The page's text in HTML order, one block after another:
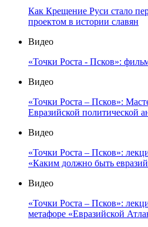
Как Крещение Руси стало
проектом в истории славян
Видео
«Точки Роста - Псков»:
Видео
«Точки Роста – Псков»:
Евразийской политической
Видео
«Точки Роста – Псков»:
«Каким должно быть
Видео
«Точки Роста – Псков»:
метафоре «Евразийской